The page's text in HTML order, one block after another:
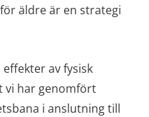
äldre är en strategi
av fysisk
vi har genomfört
i anslutning till